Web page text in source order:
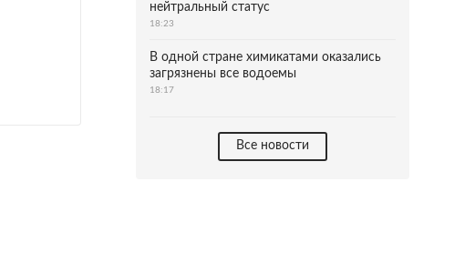
нейтральный статус
18:23
В одной стране химикатами оказались
загрязнены все водоемы
18:17
Все новости